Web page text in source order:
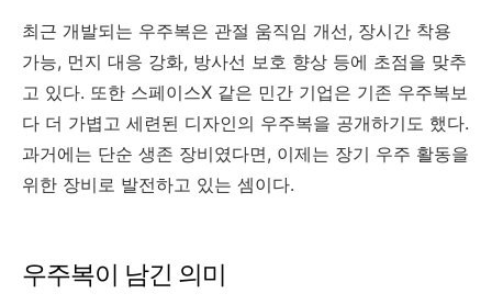
최근 개발되는 우주복은 관절 움직임 개선, 장시간 착용
가능, 먼지 대응 강화, 방사선 보호 향상 등에 초점을 맞추
고 있다. 또한 스페이스X 같은 민간 기업은 기존 우주복보
다 더 가볍고 세련된 디자인의 우주복을 공개하기도 했다.
과거에는 단순 생존 장비였다면, 이제는 장기 우주 활동을
위한 장비로 발전하고 있는 셈이다.
우주복이 남긴 의미